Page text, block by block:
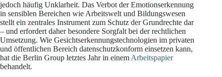
jedoch häufig Unklarheit. Das Verbot der Emotionserkennung
in sensiblen Bereichen wie Arbeitswelt und Bildungswesen
stellt ein zentrales Instrument zum Schutz der Grundrechte dar
– und erfordert daher besondere Sorgfalt bei der rechtlichen
Umsetzung. Wie Gesichtserkennungstechnologien im privaten
und öffentlichen Bereich datenschutzkonform einsetzen kann,
hat die Berlin Group letztes Jahr in einem Arbeitspapier
behandelt.